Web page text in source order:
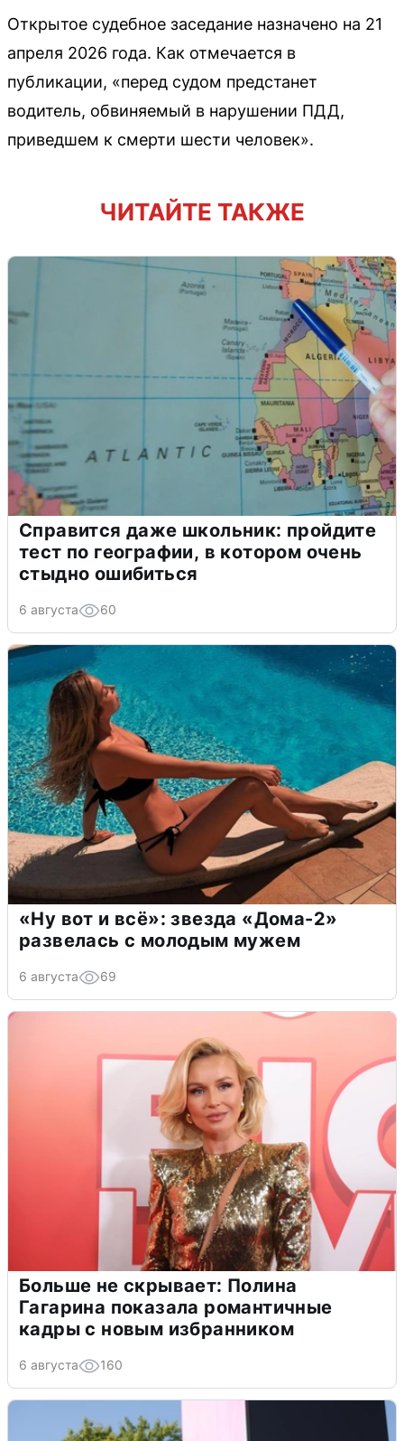
Открытое судебное заседание назначено на 21
апреля 2026 года. Как отмечается в
публикации, «перед судом предстанет
водитель, обвиняемый в нарушении ПДД,
приведшем к смерти шести человек».
ЧИТАЙТЕ ТАКЖЕ
Справится даже школьник: пройдите
тест по географии, в котором очень
стыдно ошибиться
6 августа 60
«Ну вот и всё»: звезда «Дома-2»
развелась с молодым мужем
6 августа 69
Больше не скрывает: Полина
Гагарина показала романтичные
кадры с новым избранником
6 августа 160